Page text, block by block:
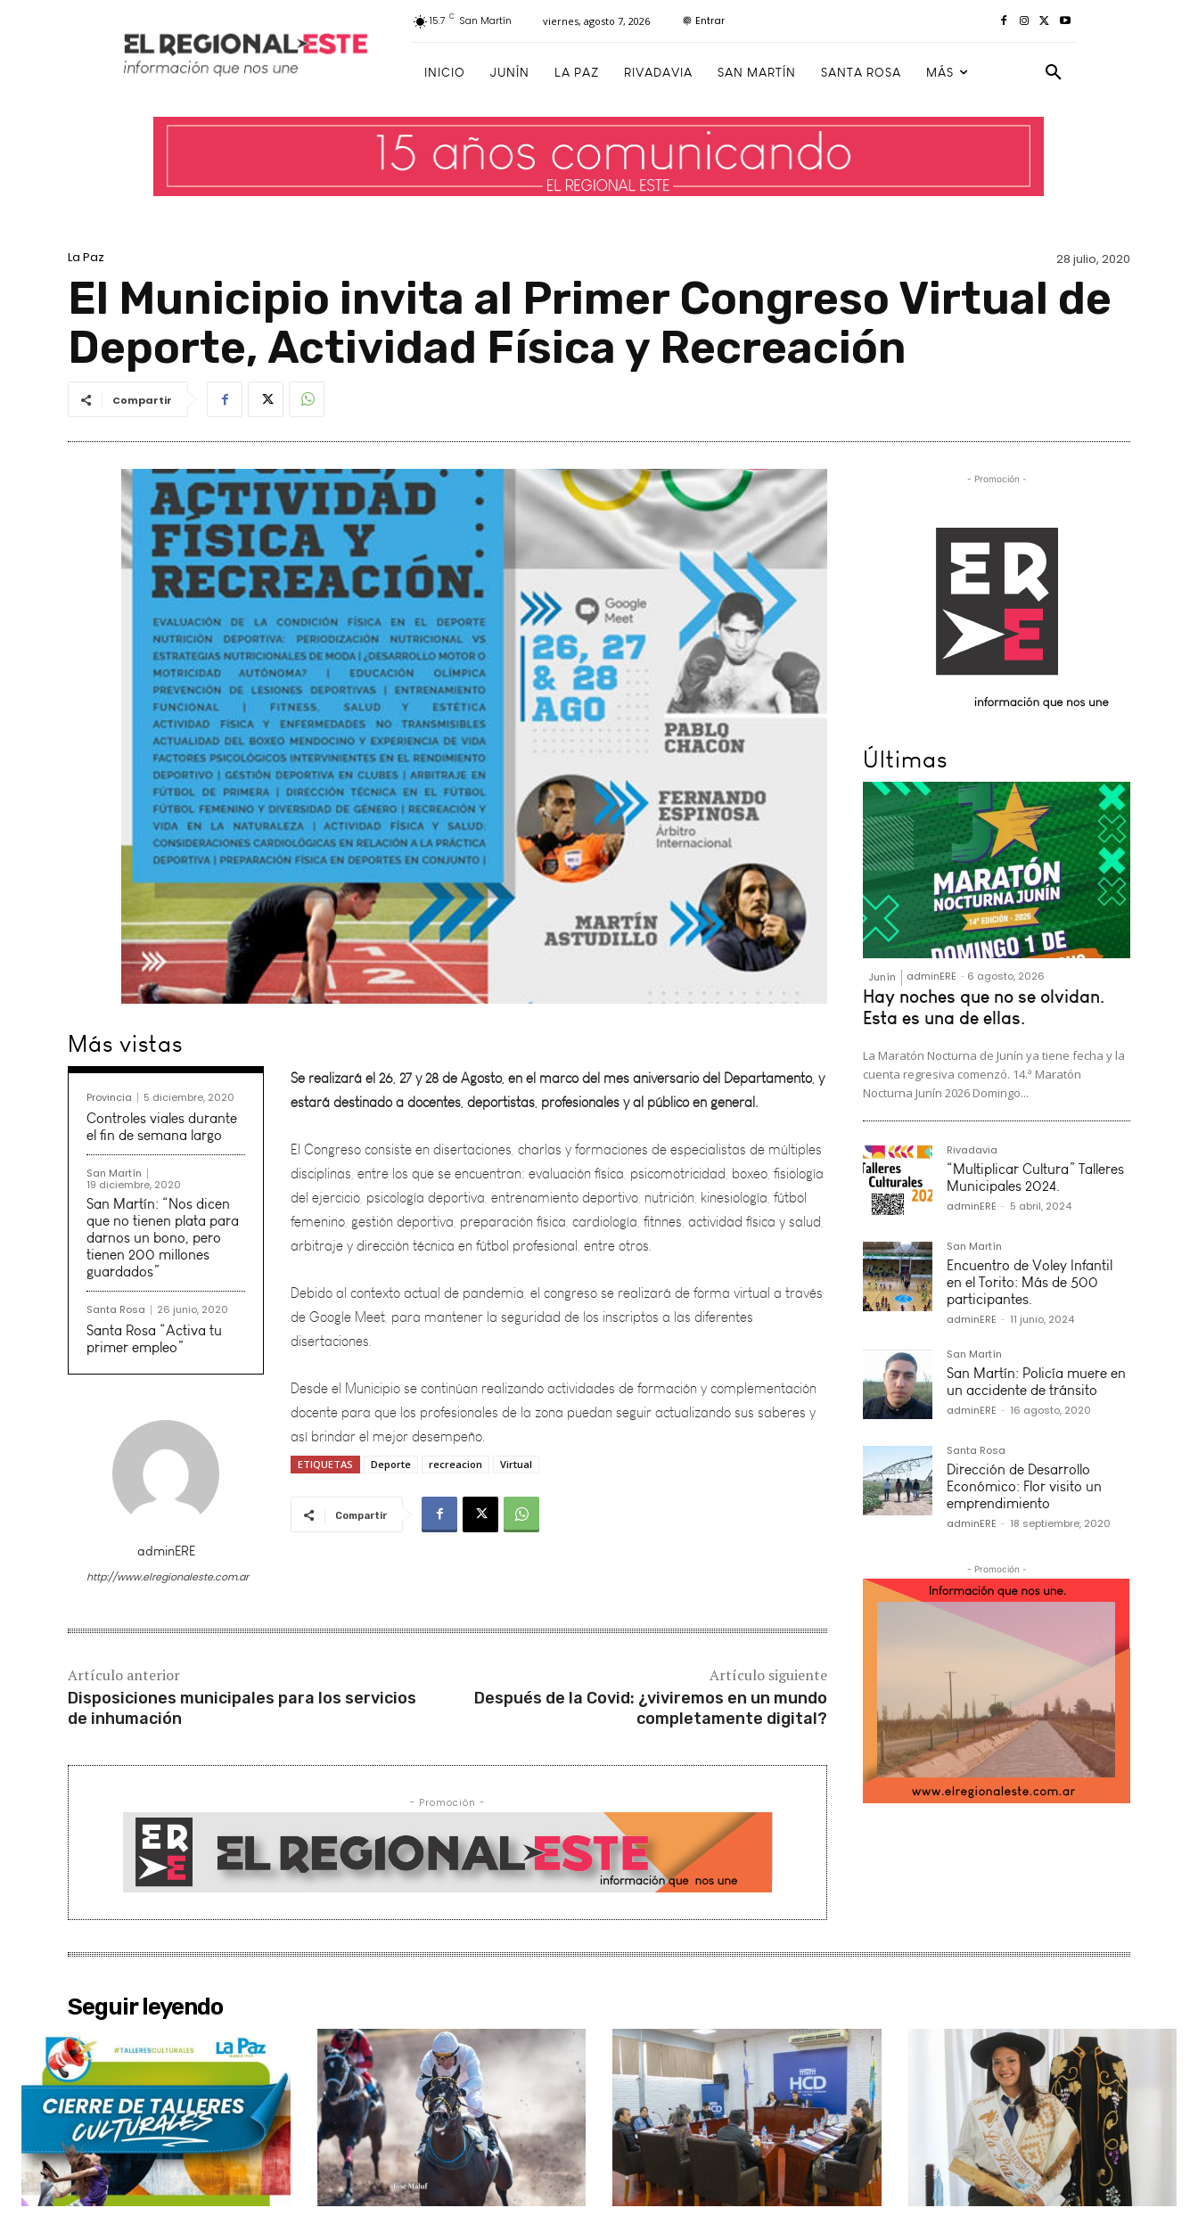
15.7 C San Martín viernes, agosto 7, 2026 Entrar
INICIO JUNÍN LA PAZ RIVADAVIA SAN MARTÍN SANTA ROSA MÁS
La Paz 28 julio, 2020
El Municipio invita al Primer Congreso Virtual de
Deporte, Actividad Física y Recreación
Compartir
Más vistas
Provincia 5 diciembre, 2020
Controles viales durante
el fin de semana largo
San Martín
19 diciembre, 2020
San Martín: “Nos dicen
que no tienen plata para
darnos un bono, pero
tienen 200 millones
guardados”
Santa Rosa 26 junio, 2020
Santa Rosa “Activa tu
primer empleo”
adminERE
http://www.elregionaleste.com.ar
estará destinado a docentes, deportistas, profesionales y al público en general.
El Congreso consiste en disertaciones, charlas y formaciones de especialistas de múltiples
disciplinas, entre los que se encuentran: evaluación física, psicomotricidad, boxeo, fisiología
del ejercicio, psicología deportiva, entrenamiento deportivo, nutrición, kinesiología, fútbol
femenino, gestión deportiva, preparación física, cardiología, fitnnes, actividad física y salud,
arbitraje y dirección técnica en fútbol profesional, entre otros.
Debido al contexto actual de pandemia, el congreso se realizará de forma virtual a través
de Google Meet, para mantener la seguridad de los inscriptos a las diferentes
disertaciones.
Desde el Municipio se continúan realizando actividades de formación y complementación
docente para que los profesionales de la zona puedan seguir actualizando sus saberes y
así brindar el mejor desempeño.
ETIQUETAS Deporte recreacion Virtual
Compartir
Artículo anterior
Disposiciones municipales para los servicios
de inhumación
Artículo siguiente
Después de la Covid: ¿viviremos en un mundo
completamente digital?
- Promoción -
- Promoción -
Últimas
Junín adminERE - 6 agosto, 2026
Hay noches que no se olvidan.
Esta es una de ellas.
La Maratón Nocturna de Junín ya tiene fecha y la
cuenta regresiva comenzó. 14.ª Maratón
Nocturna Junín 2026 Domingo...
Rivadavia
“Multiplicar Cultura” Talleres
Municipales 2024.
adminERE - 5 abril, 2024
San Martín
Encuentro de Voley Infantil
en el Torito: Más de 500
participantes.
adminERE - 11 junio, 2024
San Martín
San Martín: Policía muere en
un accidente de tránsito
adminERE - 16 agosto, 2020
Santa Rosa
Dirección de Desarrollo
Económico: Flor visito un
emprendimiento
adminERE - 18 septiembre, 2020
- Promoción -
Seguir leyendo